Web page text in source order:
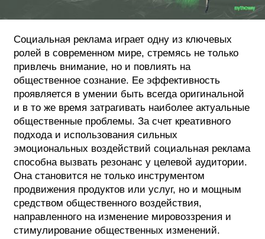
Социальная реклама играет одну из ключевых
ролей в современном мире, стремясь не только
привлечь внимание, но и повлиять на
общественное сознание. Ее эффективность
проявляется в умении быть всегда оригинальной
и в то же время затрагивать наиболее актуальные
общественные проблемы. За счет креативного
подхода и использования сильных
эмоциональных воздействий социальная реклама
способна вызвать резонанс у целевой аудитории.
Она становится не только инструментом
продвижения продуктов или услуг, но и мощным
средством общественного воздействия,
направленного на изменение мировоззрения и
стимулирование общественных изменений.
РЕКЛАМА
КОНТАКТЫ